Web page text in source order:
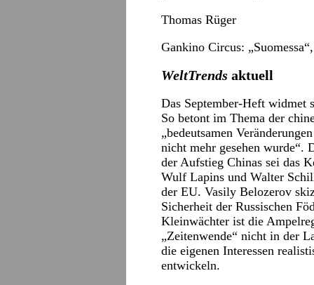
Thomas Rüger
Gankino Circus:
WeltTrends aktuell
Das September-Heft widmet
So betont im Thema der
„bedeutsamen
nicht mehr gesehen wurde“.
der Aufstieg Chinas sei das
Wulf Lapins und Walter
der EU. Vasily Belozerov
Sicherheit der Russischen
Kleinwächter ist die
„Zeitenwende“ nicht in der
die eigenen Interessen
entwickeln.